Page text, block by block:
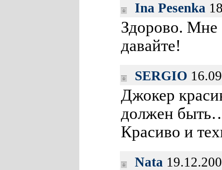
Ina Pesenka
Здорово. Мне
давайте!
SERGIO
Джокер
должен
Красиво и
Nata